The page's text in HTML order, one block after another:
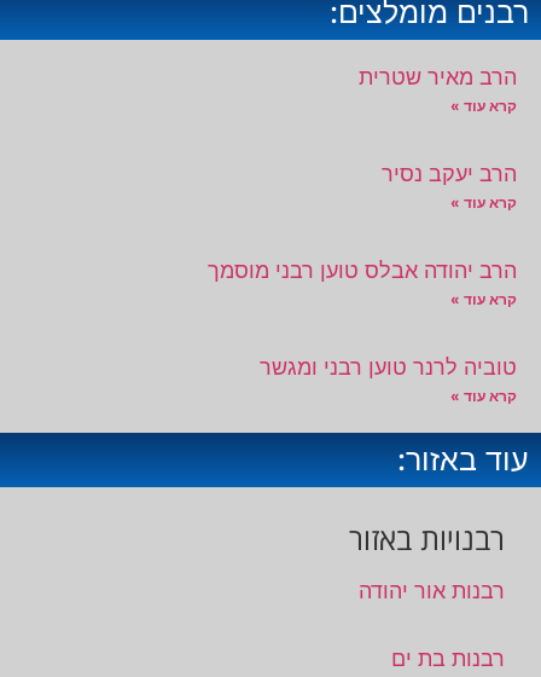
רבנים מומלצים:
הרב מאיר שטרית
קרא עוד »
הרב יעקב נסיר
קרא עוד »
הרב יהודה אבלס טוען רבני מוסמך
קרא עוד »
טוביה לרנר טוען רבני ומגשר
קרא עוד »
עוד באזור:
רבנויות באזור
רבנות אור יהודה
רבנות בת ים